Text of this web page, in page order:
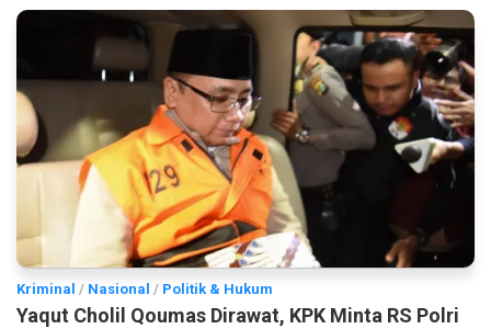
Kriminal / Nasional / Politik & Hukum
Yaqut Cholil Qoumas Dirawat, KPK Minta RS Polri